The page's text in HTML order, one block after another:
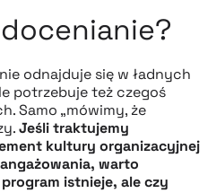
odnajduje się w ładnych
potrzebuje też czegoś
Samo „mówimy, że
Jeśli traktujemy
kultury organizacyjnej
warto
istnieje, ale czy